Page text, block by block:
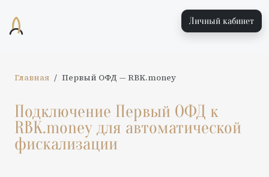
Личный кабинет
Главная Первый ОФД — RBK.money
Подключение Первый ОФД к
RBK.money для автоматической
фискализации